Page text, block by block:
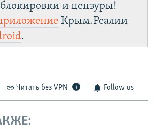
и цензуры!
Крым.Реалии
.
Читать без VPN Follow us